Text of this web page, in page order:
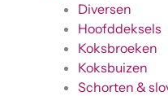
Diversen
Hoofddeksels
Koksbroeken
Koksbuizen
Schorten &